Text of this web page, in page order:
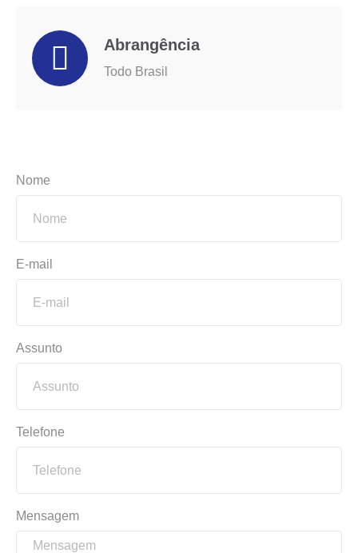
Abrangência
Todo Brasil
Nome
E-mail
Assunto
Telefone
Mensagem